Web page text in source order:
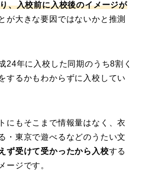
、入校前に入校後のイメージが
が大きな要因ではないかと推測
24年に入校した同期のうち8割く
するかもわからずに入校してい
にもそこまで情報量はなく、衣
・東京で遊べるなどのうたい文
ず受けて受かったから入校する
ージです。